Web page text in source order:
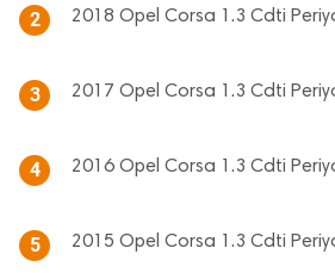
2 2018 Opel Corsa 1.3 Cdti
3 2017 Opel Corsa 1.3 Cdti
4 2016 Opel Corsa 1.3 Cdti
5 2015 Opel Corsa 1.3 Cdti